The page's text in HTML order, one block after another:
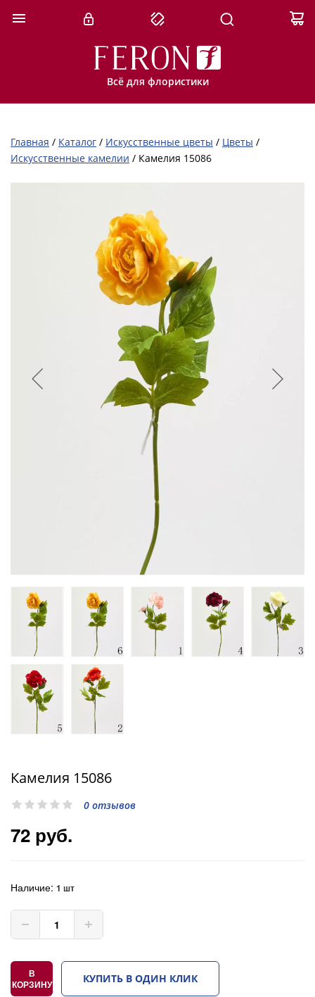
Всё для флористики
Главная / Каталог / Искусственные цветы / Цветы /
Искусственные камелии / Камелия 15086
Камелия 15086
0 отзывов
72 руб.
Наличие: 1 шт
В
КОРЗИНУ
КУПИТЬ В ОДИН КЛИК